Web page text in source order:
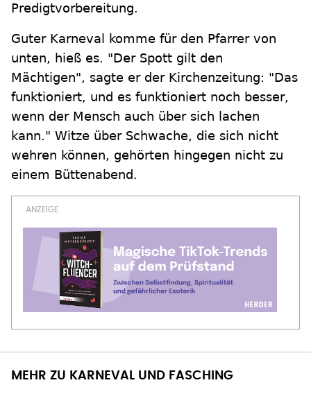
Predigtvorbereitung.
Guter Karneval komme für den Pfarrer von
unten, hieß es. "Der Spott gilt den
Mächtigen", sagte er der Kirchenzeitung: "Das
funktioniert, und es funktioniert noch besser,
wenn der Mensch auch über sich lachen
kann." Witze über Schwache, die sich nicht
wehren können, gehörten hingegen nicht zu
einem Büttenabend.
MEHR ZU KARNEVAL UND FASCHING